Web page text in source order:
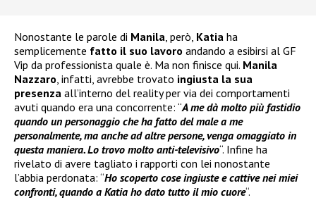
Nonostante le parole di Manila, però, Katia ha
semplicemente fatto il suo lavoro andando a esibirsi al GF
Vip da professionista quale è. Ma non finisce qui. Manila
Nazzaro, infatti, avrebbe trovato ingiusta la sua
presenza all’interno del reality per via dei comportamenti
avuti quando era una concorrente: “A me dà molto più fastidio
quando un personaggio che ha fatto del male a me
personalmente, ma anche ad altre persone, venga omaggiato in
questa maniera. Lo trovo molto anti-televisivo“. Infine ha
rivelato di avere tagliato i rapporti con lei nonostante
l’abbia perdonata: “Ho scoperto cose ingiuste e cattive nei miei
confronti, quando a Katia ho dato tutto il mio cuore“.